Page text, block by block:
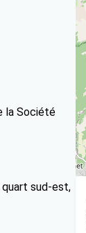
la Société
quart sud-est,